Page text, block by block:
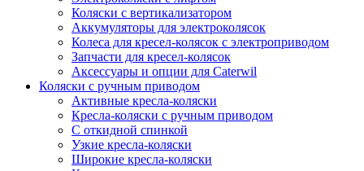
Коляски с вертикализатором
Аккумуляторы для электроколясок
Колеса для кресел-колясок с электроприводом
Запчасти для кресел-колясок
Аксессуары и опции для Caterwil
Коляски с ручным приводом
Активные кресла-коляски
Кресла-коляски с ручным приводом
С откидной спинкой
Узкие кресла-коляски
Широкие кресла-коляски